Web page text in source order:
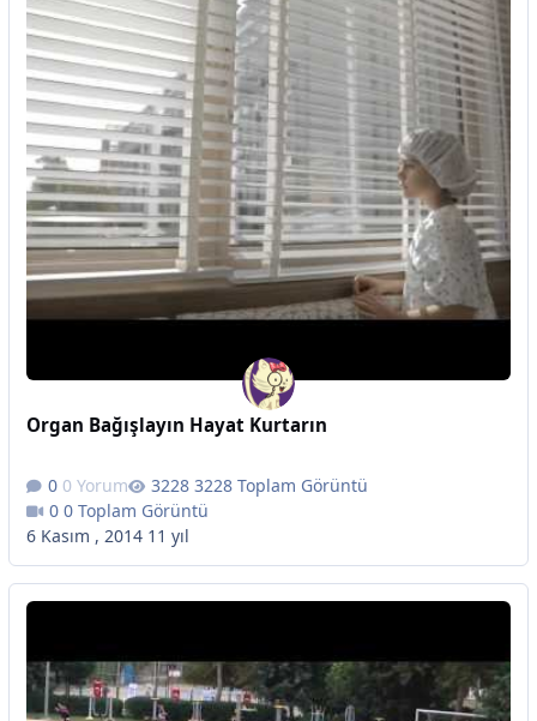
Organ Bağışlayın Hayat Kurtarın
0 Yorum
3228 Toplam Görüntü
0 Toplam Görüntü
6 Kasım , 2014 11 yıl